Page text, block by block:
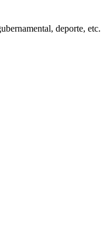
deporte, etc.